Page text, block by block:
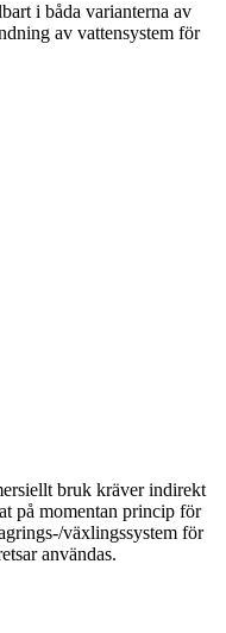
i båda varianterna av
av vattensystem för
bruk kräverindirekt
på momentan princip för
växlingssystem för
användas.